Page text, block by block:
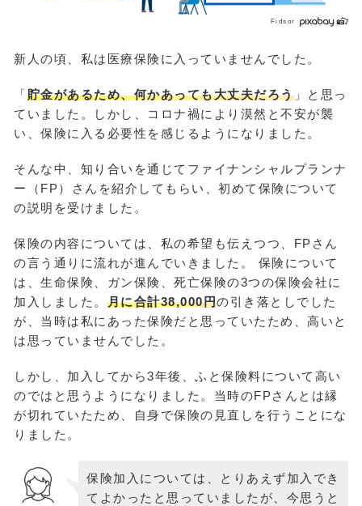
Fidsor
新人の頃、私は医療保険に入っていませんでした。
「貯金があるため、何かあっても大丈夫だろう」と思っ
ていました。しかし、コロナ禍により漠然と不安が襲
い、保険に入る必要性を感じるようになりました。
そんな中、知り合いを通じてファイナンシャルプランナ
ー（FP）さんを紹介してもらい、初めて保険について
の説明を受けました。
保険の内容については、私の希望も伝えつつ、FPさん
の言う通りに流れが進んでいきました。 保険について
は、生命保険、ガン保険、死亡保険の3つの保険会社に
加入しました。 月に合計38,000円の引き落としでした
が、当時は私にあった保険だと思っていたため、高いと
は思っていませんでした。
しかし、加入してから3年後、ふと保険料について高い
のではと思うようになりました。当時のFPさんとは縁
が切れていたため、自身で保険の見直しを行うことにな
りました。
保険加入については、とりあえず加入でき
てよかったと思っていましたが、今思うと